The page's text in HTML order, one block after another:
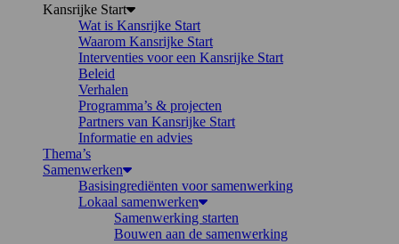
Kansrijke Start
Wat is Kansrijke Start
Waarom Kansrijke Start
Interventies voor een Kansrijke Start
Beleid
Verhalen
Programma’s & projecten
Partners van Kansrijke Start
Informatie en advies
Thema’s
Samenwerken
Basisingrediënten voor samenwerking
Lokaal samenwerken
Samenwerking starten
Bouwen aan de samenwerking